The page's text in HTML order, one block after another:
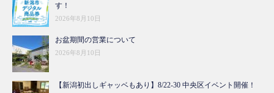
す！
2026年8月10日
お盆期間の営業について
2026年8月10日
【新潟初出しギャッベもあり】8/22-30 中央区イベント開催！